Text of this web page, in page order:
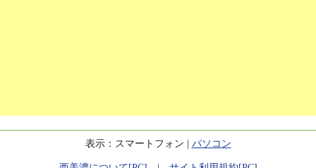
表示：スマートフォン | パソコン